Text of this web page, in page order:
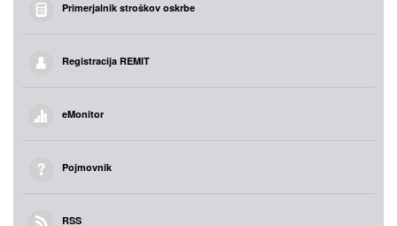
Primerjalnik stroškov oskrbe
Registracija REMIT
eMonitor
Pojmovnik
RSS